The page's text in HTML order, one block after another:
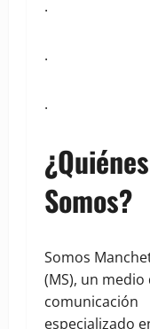
.
.
.
¿Quiénes
Somos?
Somos
(MS), un medio
comunicación
especializado